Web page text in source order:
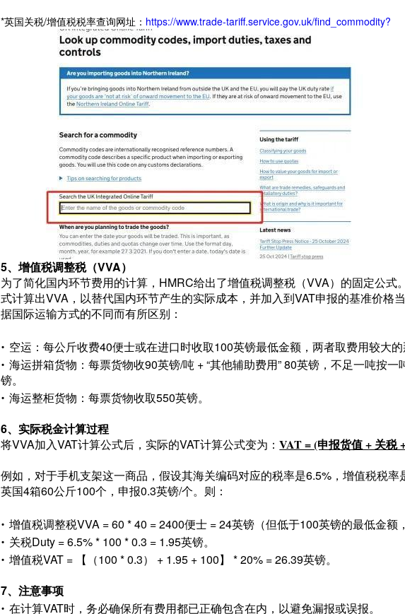
*英国关税/增值税税率查询网址： https://www.trade-tariff.service.gov.uk/find_commodity?
5、增值税调整税（VVA）
为了简化国内环节费用的计算，HMRC给出了增值税调整税（VVA）的固定公式
式计算出VVA，以替代国内环节产生的实际成本，并加入到VAT申报的基准价格
据国际运输方式的不同而有所区别：
· 空运：每公斤收费40便士或在进口时收取100英镑最低金额，两者取费用较大的
·海运拼箱货物：每票货物收90英镑/吨 + “其他辅助费用” 80英镑，不足一吨按
镑。
·海运整柜货物：每票货物收取550英镑。
6、实际税金计算过程
将VVA加入VAT计算公式后，实际的VAT计算公式变为：VAT = (申报货值 + 关税
例如，对于手机支架这一商品，假设其海关编码对应的税率是6.5%，增值税税率
英国4箱60公斤100个，申报0.3英镑/个。则：
·增值税调整税VVA = 60 * 40 = 2400便士 = 24英镑（但低于100英镑的最低金额
· 关税Duty = 6.5% * 100 * 0.3 = 1.95英镑。
·增值税VAT = 【（100 * 0.3） + 1.95 + 100】 * 20% = 26.39英镑。
7、注意事项
·在计算VAT时，务必确保所有费用都已正确包含在内，以避免漏报或误报。